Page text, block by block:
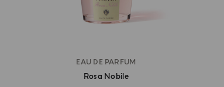
EAU DE PARFUM
Rosa Nobile